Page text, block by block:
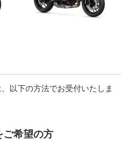
以下の方法でお受付いたしま
ご希望の方